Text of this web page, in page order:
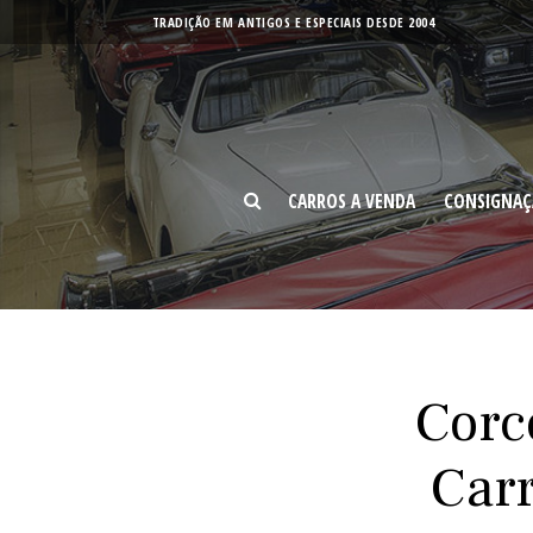
CARROS A
VENDA
TRADIÇÃO EM ANTIGOS E ESPECIAIS DESDE 2004
BUSCARCARROS A VENDA